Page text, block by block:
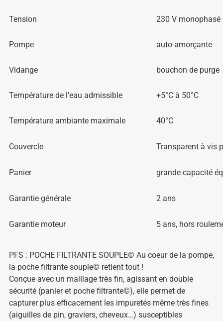
Tension 230 V monophasé
Pompe auto-amorçante
Vidange bouchon de purge
Température de l’eau admissible +5°C à 50°C
Température ambiante maximale 40°C
Couvercle Transparent à vis
Panier grande capacité
Garantie générale 2 ans
Garantie moteur 5 ans, hors
PFS : POCHE FILTRANTE SOUPLE© Au coeur de la pompe,
la poche filtrante souple© retient tout !
Conçue avec un maillage très fin, agissant en double
sécurité (panier et poche filtrante©), elle permet de
capturer plus efficacement les impuretés même très fines
(aiguilles de pin, graviers, cheveux…) susceptibles